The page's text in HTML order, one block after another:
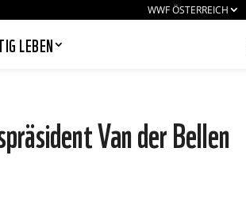
WWF ÖSTERREICH
LEBEN
Van der Bellen